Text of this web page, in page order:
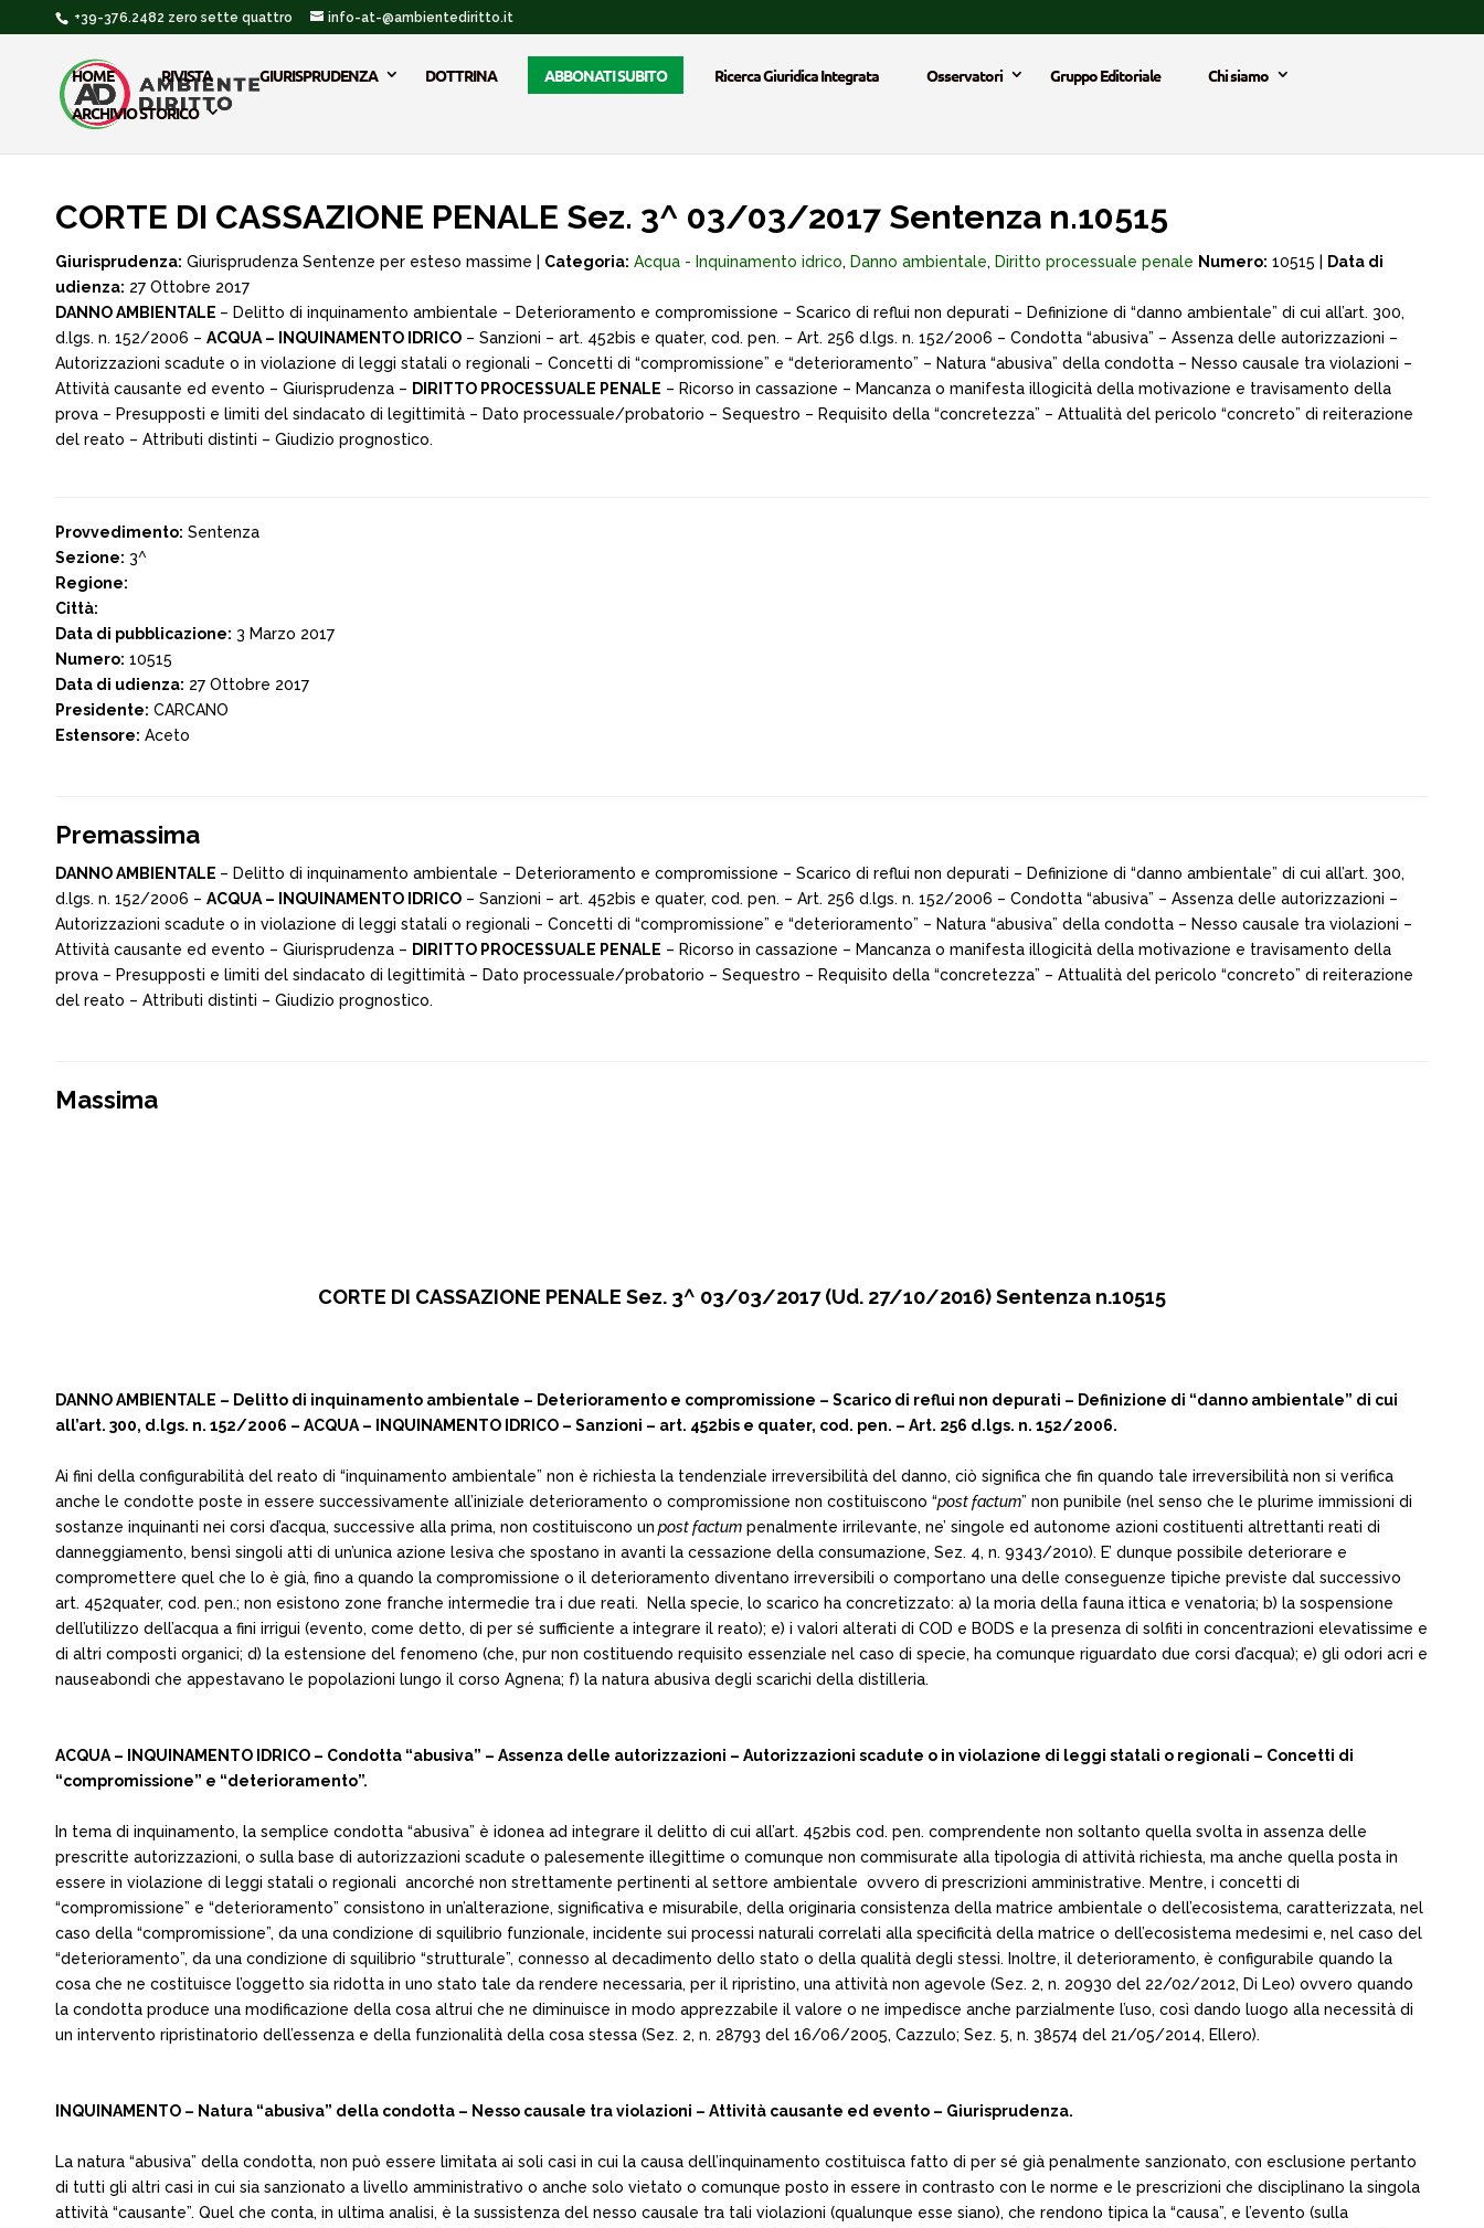
+39-376.2482 zero sette quattro info-at-@ambientediritto.it
HOME RIVISTA GIURISPRUDENZA DOTTRINA ABBONATI SUBITO Ricerca Giuridica Integrata Osservatori Gruppo Editoriale
Chi siamo
ARCHIVIO STORICO
CORTE DI CASSAZIONE PENALE Sez. 3^ 03/03/2017 Sentenza n.10515
Giurisprudenza: Giurisprudenza Sentenze per esteso massime | Categoria: Acqua - Inquinamento idrico, Danno ambientale, Diritto processuale penale Numero: 10515 |
Data di
udienza: 27 Ottobre 2017
DANNO AMBIENTALE – Delitto di inquinamento ambientale – Deterioramento e compromissione – Scarico di reflui non depurati – Definizione di “danno ambientale” di cui all’art. 300,
d.lgs. n. 152/2006 – ACQUA – INQUINAMENTO IDRICO – Sanzioni – art. 452­bis e quater, cod. pen. – Art. 256 d.lgs. n. 152/2006 – Condotta “abusiva” – Assenza delle autorizzazioni –
Autorizzazioni scadute o in violazione di leggi statali o regionali – Concetti di “compromissione” e “deterioramento” – Natura “abusiva” della condotta – Nesso causale tra violazioni –
Attività causante ed evento – Giurisprudenza – DIRITTO PROCESSUALE PENALE – Ricorso in cassazione – Mancanza o manifesta illogicità della motivazione e travisamento della
prova – Presupposti e limiti del sindacato di legittimità – Dato processuale/probatorio – Sequestro – Requisito della “concretezza” – Attualità del pericolo “concreto” di reiterazione
del reato – Attributi distinti – Giudizio prognostico.
Provvedimento: Sentenza
Sezione: 3^
Regione:
Città:
Data di pubblicazione: 3 Marzo 2017
Numero: 10515
Data di udienza: 27 Ottobre 2017
Presidente: CARCANO
Estensore: Aceto
Premassima
DANNO AMBIENTALE – Delitto di inquinamento ambientale – Deterioramento e compromissione – Scarico di reflui non depurati – Definizione di “danno ambientale” di cui all’art. 300,
d.lgs. n. 152/2006 – ACQUA – INQUINAMENTO IDRICO – Sanzioni – art. 452­bis e quater, cod. pen. – Art. 256 d.lgs. n. 152/2006 – Condotta “abusiva” – Assenza delle autorizzazioni –
Autorizzazioni scadute o in violazione di leggi statali o regionali – Concetti di “compromissione” e “deterioramento” – Natura “abusiva” della condotta – Nesso causale tra violazioni –
Attività causante ed evento – Giurisprudenza – DIRITTO PROCESSUALE PENALE – Ricorso in cassazione – Mancanza o manifesta illogicità della motivazione e travisamento della
prova – Presupposti e limiti del sindacato di legittimità – Dato processuale/probatorio – Sequestro – Requisito della “concretezza” – Attualità del pericolo “concreto” di reiterazione
del reato – Attributi distinti – Giudizio prognostico.
Massima
CORTE DI CASSAZIONE PENALE Sez. 3^ 03/03/2017 (Ud. 27/10/2016) Sentenza n.10515
DANNO AMBIENTALE – Delitto di inquinamento ambientale – Deterioramento e compromissione – Scarico di reflui non depurati – Definizione di “danno ambientale” di cui
all’art. 300, d.lgs. n. 152/2006 – ACQUA – INQUINAMENTO IDRICO – Sanzioni – art. 452­bis e quater, cod. pen. – Art. 256 d.lgs. n. 152/2006.
Ai fini della configurabilità del reato di “inquinamento ambientale” non è richiesta la tendenziale irreversibilità del danno, ciò significa che fin quando tale irreversibilità non si verifica
anche le condotte poste in essere successivamente all’iniziale deterioramento o compromissione non costituiscono “post factum” non punibile (nel senso che le plurime immissioni di
sostanze inquinanti nei corsi d’acqua, successive alla prima, non costituiscono un post factum penalmente irrilevante, ne’ singole ed autonome azioni costituenti altrettanti reati di
danneggiamento, bensì singoli atti di un’unica azione lesiva che spostano in avanti la cessazione della consumazione, Sez. 4, n. 9343/2010). E’ dunque possibile deteriorare e
compromettere quel che lo è già, fino a quando la compromissione o il deterioramento diventano irreversibili o comportano una delle conseguenze tipiche previste dal successivo
art. 452­quater, cod. pen.; non esistono zone franche intermedie tra i due reati. Nella specie, lo scarico ha concretizzato: a) la moria della fauna ittica e venatoria; b) la sospensione
dell’utilizzo dell’acqua a fini irrigui (evento, come detto, di per sé sufficiente a integrare il reato); e) i valori alterati di COD e BODS e la presenza di solfiti in concentrazioni elevatissime e
di altri composti organici; d) la estensione del fenomeno (che, pur non costituendo requisito essenziale nel caso di specie, ha comunque riguardato due corsi d’acqua); e) gli odori acri e
nauseabondi che appestavano le popolazioni lungo il corso Agnena; f) la natura abusiva degli scarichi della distilleria.
ACQUA – INQUINAMENTO IDRICO – Condotta “abusiva” – Assenza delle autorizzazioni – Autorizzazioni scadute o in violazione di leggi statali o regionali – Concetti di
“compromissione” e “deterioramento”.
In tema di inquinamento, la semplice condotta “abusiva” è idonea ad integrare il delitto di cui all’art. 452­bis cod. pen. comprendente non soltanto quella svolta in assenza delle
prescritte autorizzazioni, o sulla base di autorizzazioni scadute o palesemente illegittime o comunque non commisurate alla tipologia di attività richiesta, ma anche quella posta in
essere in violazione di leggi statali o regionali ­ ancorché non strettamente pertinenti al settore ambientale ­ ovvero di prescrizioni amministrative. Mentre, i concetti di
“compromissione” e “deterioramento” consistono in un’alterazione, significativa e misurabile, della originaria consistenza della matrice ambientale o dell’ecosistema, caratterizzata, nel
caso della “compromissione”, da una condizione di squilibrio funzionale, incidente sui processi naturali correlati alla specificità della matrice o dell’ecosistema medesimi e, nel caso del
“deterioramento”, da una condizione di squilibrio “strutturale”, connesso al decadimento dello stato o della qualità degli stessi. Inoltre, il deterioramento, è configurabile quando la
cosa che ne costituisce l’oggetto sia ridotta in uno stato tale da rendere necessaria, per il ripristino, una attività non agevole (Sez. 2, n. 20930 del 22/02/2012, Di Leo) ovvero quando
la condotta produce una modificazione della cosa altrui che ne diminuisce in modo apprezzabile il valore o ne impedisce anche parzialmente l’uso, così dando luogo alla necessità di
un intervento ripristinatorio dell’essenza e della funzionalità della cosa stessa (Sez. 2, n. 28793 del 16/06/2005, Cazzulo; Sez. 5, n. 38574 del 21/05/2014, Ellero).
INQUINAMENTO – Natura “abusiva” della condotta – Nesso causale tra violazioni – Attività causante ed evento – Giurisprudenza.
La natura “abusiva” della condotta, non può essere limitata ai soli casi in cui la causa dell’inquinamento costituisca fatto di per sé già penalmente sanzionato, con esclusione pertanto
di tutti gli altri casi in cui sia sanzionato a livello amministrativo o anche solo vietato o comunque posto in essere in contrasto con le norme e le prescrizioni che disciplinano la singola
attività “causante”. Quel che conta, in ultima analisi, è la sussistenza del nesso causale tra tali violazioni (qualunque esse siano), che rendono tipica la “causa”, e l’evento (sulla